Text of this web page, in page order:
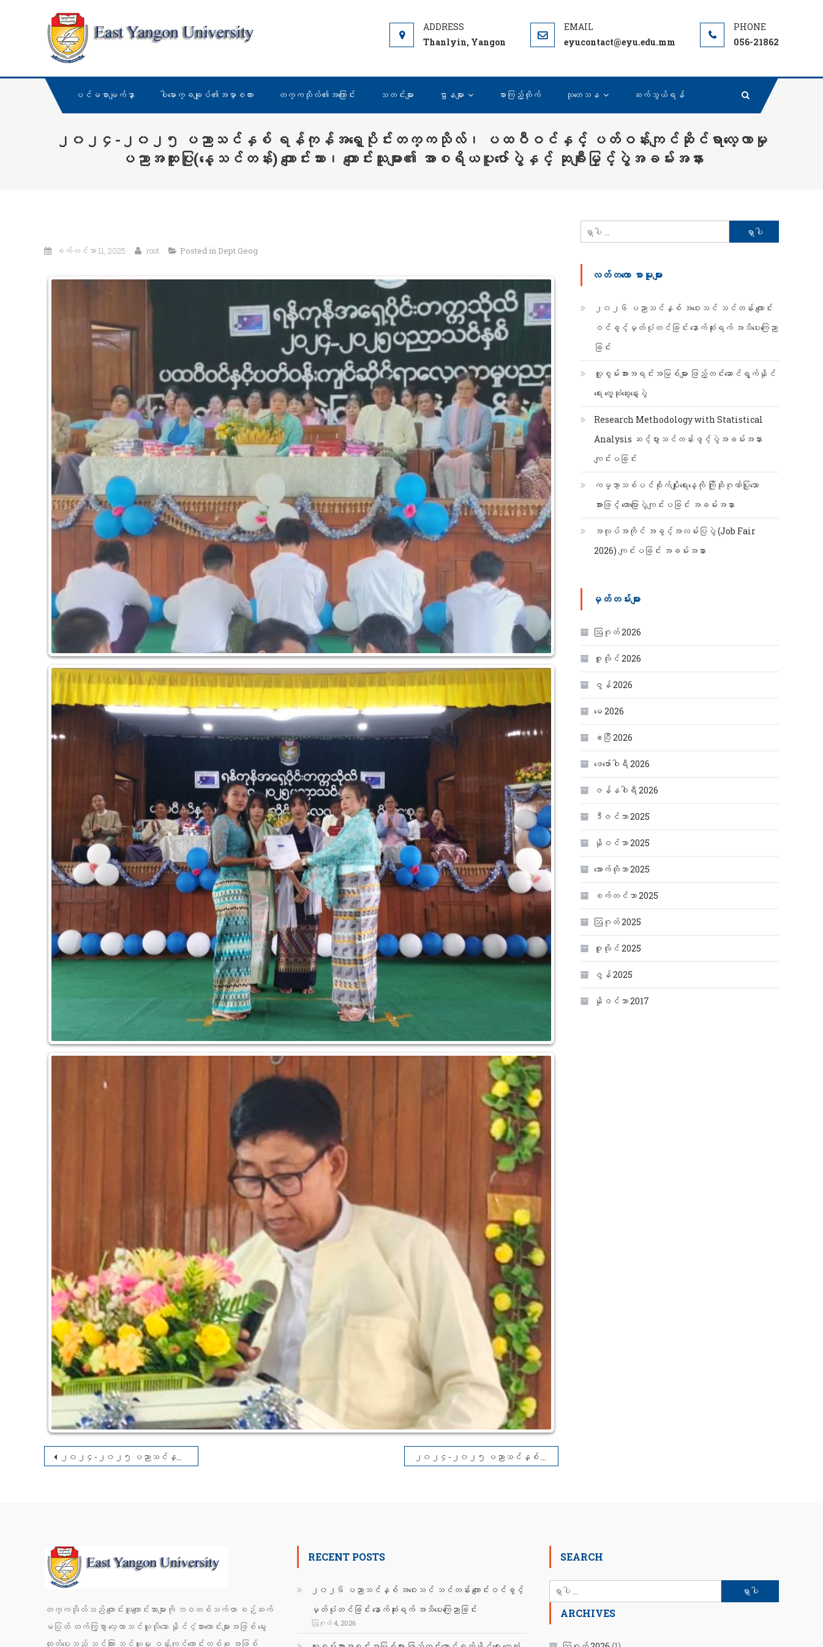
EAST YANGON UNIVERSITY
Thanlyin, Yangon eyucontact@eyu.edu.mm 056-21862
ပင်မစာမျက်နှာ ပါမောက္ခချုပ်၏အမှာစကား တက္ကသိုလ်၏အကြောင်း သတင်းများ ဌာနများ စာကြည့်တိုက် သုတေသန ဆက်သွယ်ရန်
၂၀၂၄-၂၀၂၅ ပညာသင်နှစ် ရန်ကုန်အရှေ့ပိုင်းတက္ကသိုလ်၊ ပထဝီဝင်နှင့် ပတ်ဝန်းကျင်ဆိုင်ရာလေ့လာမှု
ပညာအထူးပြု(နေ့သင်တန်း) ကျောင်းသား၊ ကျောင်းသူများ၏ အာစရိယပူဇော်ပွဲနှင့် ဆုချီးမြှင့်ပွဲအခမ်းအနား
စက်တင်ဘာ 11, 2025 root Posted in Dept Geog
စာမူ
၂၀၂၄-၂၀၂၅ ပညာသင်နှစ် ရန်ကုန်အရှေ့ပိုင်းတက္ကသိုလ်၊ အင်္ဂလိပ်စာအထူးပြု(နေ့သင်တန်း) ကျောင်းသား၊ ကျောင်းသူများ၏ အာစရိယပူဇော်ပွဲနှင့် ဆုချီးမြှင့်ပွဲအခမ်းအနား ၂၀၂၄-၂၀၂၅ ပညာသင်နှစ် ရန်ကုန်အရှေ့ပိုင်းတက္ကသိုလ်၊ သမိုင်းအထူးပြု(နေ့သင်တန်း) ကျောင်းသား၊ ကျောင်းသူများ၏ အာစရိယပူဇော်ပွဲနှင့် ဆုချီးမြှင့်ပွဲအခမ်းအနား
သော
လတ်တ‌လော စာမူများ
၂၀၂၆ ပညာသင်နှစ် အဝေးသင် သင်တန်း ကျောင်း
ဝင်ခွင့်မှတ်ပုံတင်ခြင်း နောက်ဆုံးရက် အသိပေးကြေညာ
ခြင်း
လူ့စွမ်းအားအရင်းအမြစ်များ ဖြည့်တင်းဆောင်ရွက်နိုင်
ရေး တွေ့ဆုံဆွေးနွေးပွဲ
Research Methodology with Statistical
Analysis ဆင့်ပွားသင်တန်းဖွင့်ပွဲအခမ်းအနား
ကျင်းပခြင်း
ကမ္ဘာ့သစ်ပင်စိုက်ပျိုးရေးနေ့ကို ကြိုဆိုဂုဏ်ပြုသော
အားဖြင့် ဟောပြောပွဲကျင်းပခြင်း အခမ်းအနား
အလုပ်အကိုင် အခွင့်အလမ်းပြပွဲ (Job Fair
2026) ကျင်းပခြင်း အခမ်းအနား
မှတ်တမ်းများ
ဩဂုတ် 2026
ဇူလိုင် 2026
ဇွန် 2026
မေ 2026
ဧပြီ 2026
ဖေ‌ဖော်ဝါရီ 2026
ဇန်နဝါရီ 2026
ဒီဇင်ဘာ 2025
နိုဝင်ဘာ 2025
အောက်တိုဘာ 2025
စက်တင်ဘာ 2025
ဩဂုတ် 2025
ဇူလိုင် 2025
ဇွန် 2025
နိုဝင်ဘာ 2017
တက္ကသိုလ်သည် ကျောင်းသူကျောင်းသားများကို ဘဝတစ်သက်တာ စဉ်ဆက်
မပြတ် တက်ကြွစွာ လေ့လာသင်ယူလိုသော နိုင်ငံ့သားကောင်းများအဖြစ် မွေး
ထုတ်ပေးသည့် သင်ကြား သင်ယူမှု ဝန်းကျင်ကောင်းတစ်ခု အဖြစ်
RECENT POSTS
၂၀၂၆ ပညာသင်နှစ် အဝေးသင် သင်တန်း ကျောင်းဝင်ခွင့်
မှတ်ပုံတင်ခြင်း နောက်ဆုံးရက် အသိပေးကြေညာခြင်း
ဩဂုတ် 4, 2026
SEARCH
သော
ARCHIVES